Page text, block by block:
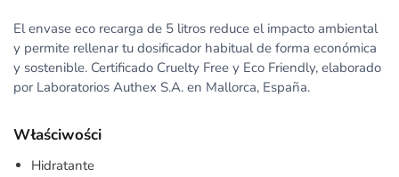
El envase eco recarga de 5 litros reduce el impacto ambiental
y permite rellenar tu dosificador habitual de forma económica
y sostenible. Certificado Cruelty Free y Eco Friendly, elaborado
por Laboratorios Authex S.A. en Mallorca, España.
Właściwości
Hidratante